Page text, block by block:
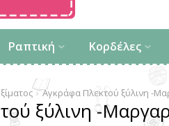
Ραπτική Κορδέλες
Αγκράφα Πλεκτού ξύλινη -
ξύλινη -